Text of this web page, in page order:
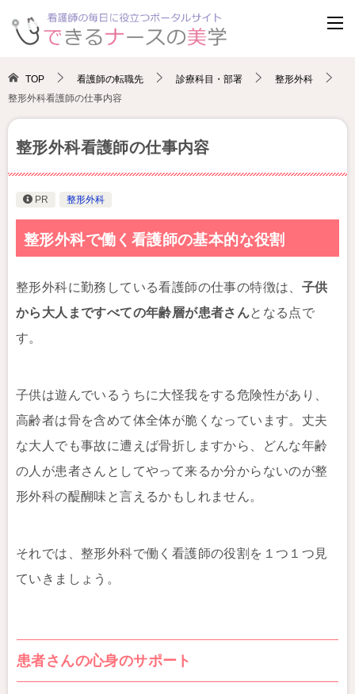
TOP 看護師の転職先 診療科目・部署
整形外科
整形外科看護師の仕事内容
整形外科看護師の仕事内容
PR 整形外科
整形外科で働く看護師の基本的な役割
整形外科に勤務している看護師の仕事の特徴は、 子供
から大人まですべての年齢層が患者さんとなる点で
す。
子供は遊んでいるうちに大怪我をする危険性があり、
高齢者は骨を含めて体全体が脆くなっています。丈夫
な大人でも事故に遭えば骨折しますから、どんな年齢
の人が患者さんとしてやって来るか分からないのが整
形外科の醍醐味と言えるかもしれません。
それでは、整形外科で働く看護師の役割を１つ１つ見
ていきましょう。
患者さんの心身のサポート